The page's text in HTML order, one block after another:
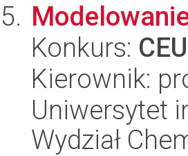
Konkurs:
Kierownik:
Uniwersytet
Wydział